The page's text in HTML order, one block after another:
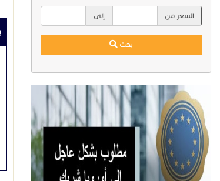
السعر من إلى
بحث